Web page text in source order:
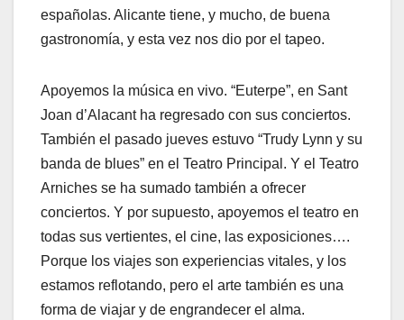
españolas. Alicante tiene, y mucho, de buena
gastronomía, y esta vez nos dio por el tapeo.
Apoyemos la música en vivo. “Euterpe”, en Sant
Joan d’Alacant ha regresado con sus conciertos.
También el pasado jueves estuvo “Trudy Lynn y su
banda de blues” en el Teatro Principal. Y el Teatro
Arniches se ha sumado también a ofrecer
conciertos. Y por supuesto, apoyemos el teatro en
todas sus vertientes, el cine, las exposiciones….
Porque los viajes son experiencias vitales, y los
estamos reflotando, pero el arte también es una
forma de viajar y de engrandecer el alma.